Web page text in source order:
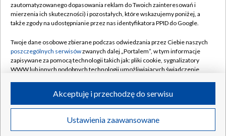
zautomatyzowanego dopasowania reklam do Twoich zainteresowań i
mierzenia ich skuteczności) i pozostałych, które wskazujemy poniżej, a
także zgody na udostępnianie przez nas identyfikatora PPID do Google.
Twoje dane osobowe zbierane podczas odwiedzania przez Ciebie naszych
poszczególnych serwisówzwanych dalej „Portalem”, w tym informacje
zapisywane za pomocą technologii takich jak: pliki cookie, sygnalizatory
WWW lub innych podobnych technologii umożliwiających świadczenie
ruchu w Internecie.
Twoje dane osobowe zbierane podczas odwiedzania przez Ciebie
poszczególnych serwisówna Portalu, takie jak adresy IP, identyfikatory
Ustawienia zaawansowane
Akceptuję i przechodzę do serwisu